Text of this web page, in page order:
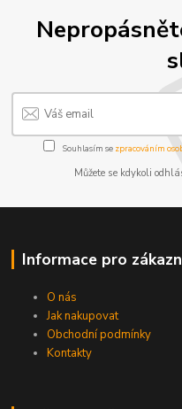
Souhlasím se zpracováním
Můžete se kdykoli
Informace pro
O nás
Jak nakupovat
Obchodní podmínky
Kontakty